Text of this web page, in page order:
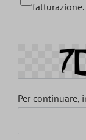
fatturazione.
Per continuare,